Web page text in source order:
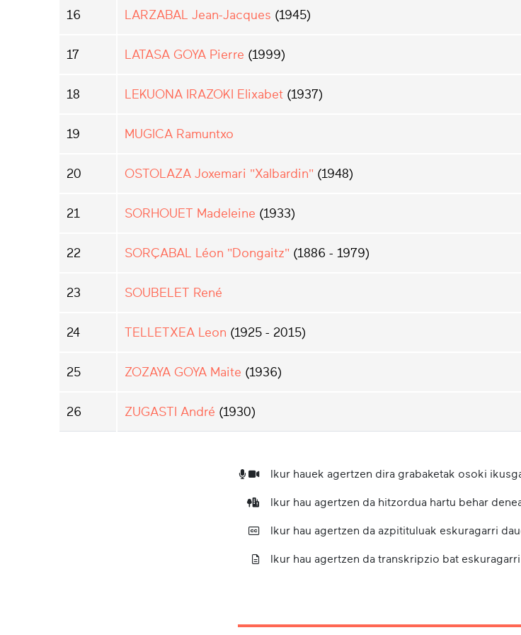
16 LARZABAL Jean-Jacques (1945)
17 LATASA GOYA Pierre (1999)
18 LEKUONA IRAZOKI Elixabet (1937)
19 MUGICA Ramuntxo
20 OSTOLAZA Joxemari "Xalbardin" (1948)
21 SORHOUET Madeleine (1933)
22 SORÇABAL Léon "Dongaitz" (1886 - 1979)
23 SOUBELET René
24 TELLETXEA Leon (1925 - 2015)
25 ZOZAYA GOYA Maite (1936)
26 ZUGASTI André (1930)
Ikur hauek agertzen dira grabaketak osoki
Ikur hau agertzen da hitzordua hartu behar
Ikur hau agertzen da azpitituluak eskuragarri
Ikur hau agertzen da transkripzio bat eskuragarri